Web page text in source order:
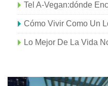
Cómo Vivir Como Un